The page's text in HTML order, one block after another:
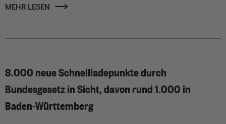
MEHR LESEN
8.000 neue Schnellladepunkte durch
Bundesgesetz in Sicht, davon rund 1.000 in
Baden-Württemberg